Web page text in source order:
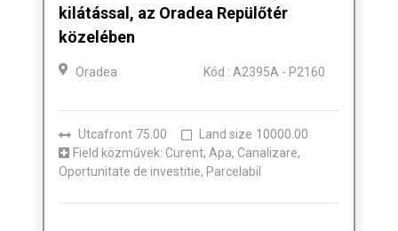
kilátással, az Oradea Repülőtér
közelében
Oradea Kód : A2395A - P2160
Utcafront 75.00 Land size 10000.00
Field közművek: Curent, Apa, Canalizare,
Oportunitate de investitie, Parcelabil